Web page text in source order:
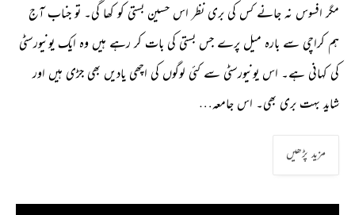
مگر افسوس نہ جانے کس کی بری نظر اس حسین بستی کو کھا گی۔ تو جناب آج
ہم کراچی سے بارہ میل پرے جس بستی کی بات کر رہے ہیں وہ ایک یونیورسٹی
کی کہانی ہے۔ اس یونیورسٹی سے کئی لوگوں کی اچھی یادیں بھی جڑی ہیں اور
شاید بہت بری بھی۔ اس جامعہ…
مزید پڑھیں